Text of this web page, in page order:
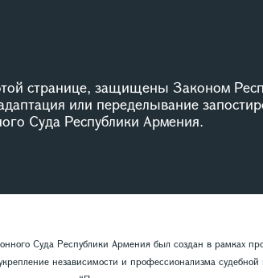
странице, защищены Законом
или переделывание
Суда Республики Армения.
Суда Республики Армения был создан в рамках
независимости и профессионализма